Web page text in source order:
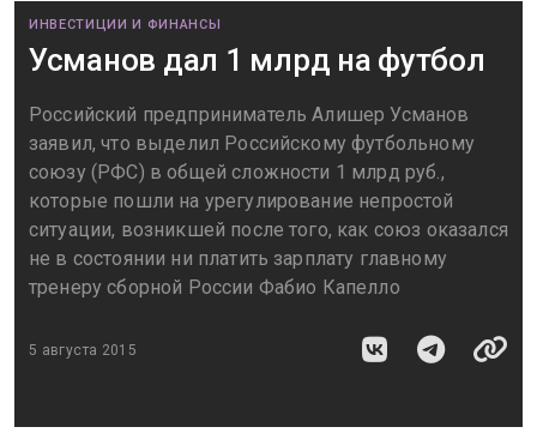
ИНВЕСТИЦИИ И ФИНАНСЫ
Усманов дал 1 млрд на футбол
Российский предприниматель Алишер Усманов
заявил, что выделил Российскому футбольному
союзу (РФС) в общей сложности 1 млрд руб.,
которые пошли на урегулирование непростой
ситуации, возникшей после того, как союз оказался
не в состоянии ни платить зарплату главному
тренеру сборной России Фабио Капелло
5 августа 2015